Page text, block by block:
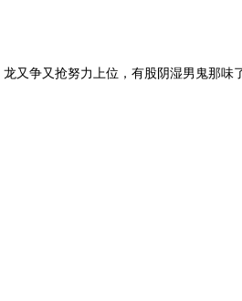
又争又抢努力上位，有股阴湿男鬼那味